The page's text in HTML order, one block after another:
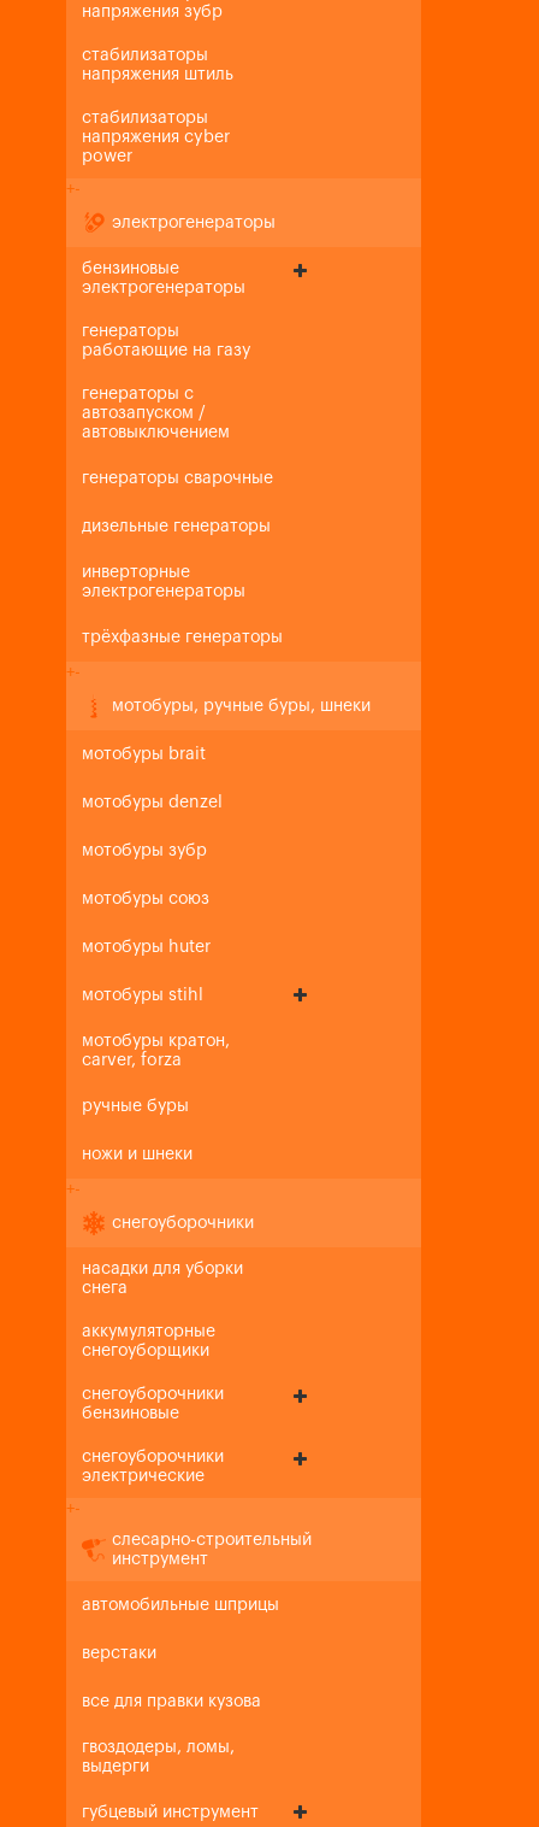
напряжения зубр
стабилизаторы
напряжения штиль
стабилизаторы
напряжения cyber
power
+-
электрогенераторы
бензиновые
электрогенераторы
генераторы
работающие на газу
генераторы с
автозапуском /
автовыключением
генераторы сварочные
дизельные генераторы
инверторные
электрогенераторы
трёхфазные генераторы
+-
мотобуры, ручные буры, шнеки
мотобуры brait
мотобуры denzel
мотобуры зубр
мотобуры союз
мотобуры huter
мотобуры stihl
мотобуры кратон,
carver, forza
ручные буры
ножи и шнеки
+-
снегоуборочники
насадки для уборки
снега
аккумуляторные
снегоуборщики
снегоуборочники
бензиновые
снегоуборочники
электрические
+-
слесарно-строительный
инструмент
автомобильные шприцы
верстаки
все для правки кузова
гвоздодеры, ломы,
выдерги
губцевый инструмент